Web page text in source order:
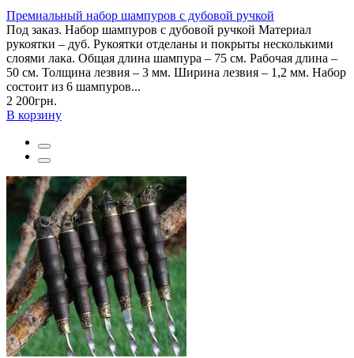
Премиальный набор шампуров с дубовой ручкой
Под заказ. Набор шампуров с дубовой ручкой Материал
рукоятки – дуб. Рукоятки отделаны и покрыты несколькими
слоями лака. Общая длина шампура – 75 см. Рабочая длина –
50 см. Толщина лезвия – 3 мм. Ширина лезвия – 1,2 мм. Набор
состоит из 6 шампуров...
2 200грн.
В корзину